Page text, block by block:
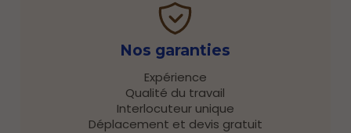
Nos garanties
Expérience
Qualité du travail
Interlocuteur unique
Déplacement et devis gratuit